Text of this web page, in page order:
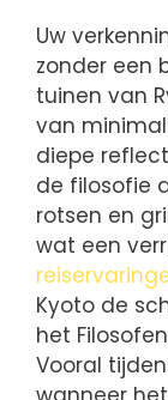
Uw
zonder een
tuinen van
van
diepe
de filosofie
rotsen en
wat een
Kyoto de
het
Vooral